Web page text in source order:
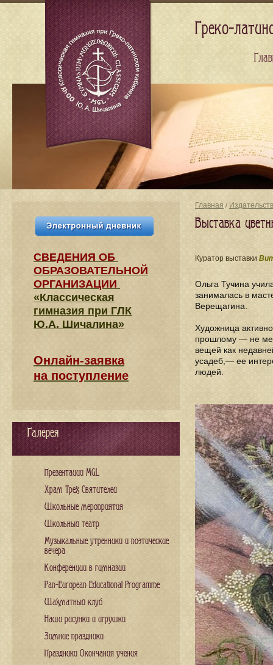
Главная /
Выставка
Куратор выставки
Ольга Тучина
занималась в
Верещагина.
Художница
прошлому — не
вещей как
усадеб,— ее
людей.
СВЕДЕНИЯ​ ОБ
ОБРАЗОВАТЕЛЬНОЙ
ОРГАНИЗАЦИИ
«Классическая
гимназия при ГЛК
Ю.А. Шичалина»
Онлайн-заявка
на поступление
Галерея
Презентации MGL
Храм Трех Святителей
Школьные мероприятия
Школьный театр
Музыкальные утренники и поэтические
вечера
Конференции в гимназии
Pan-European Educational Programme
Шахматный клуб
Наши рисунки и игрушки
Зимние праздники
Праздники Окончания учения
Греко-